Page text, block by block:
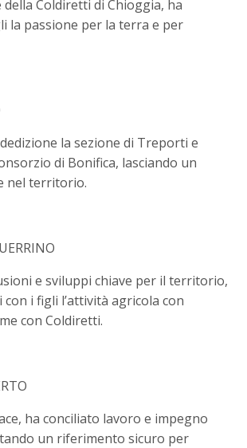
Coldiretti di Chioggia, ha
la passione per la terra e per
la sezione di Treporti e
di Bonifica, lasciando un
nel territorio.
e sviluppi chiave per il territorio,
i figli l’attività agricola con
con Coldiretti.
ha conciliato lavoro e impegno
un riferimento sicuro per